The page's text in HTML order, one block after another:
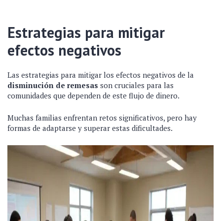
Estrategias para mitigar
efectos negativos
Las estrategias para mitigar los efectos negativos de la
disminución de remesas son cruciales para las
comunidades que dependen de este flujo de dinero.
Muchas familias enfrentan retos significativos, pero hay
formas de adaptarse y superar estas dificultades.